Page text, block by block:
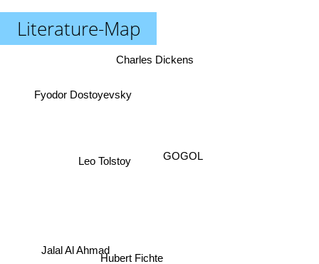
Literature-Map
Leo Tolstoy
Hubert Fichte
GOGOL
Fyodor Dostoyevsky
Jalal Al Ahmad
Charles Dickens